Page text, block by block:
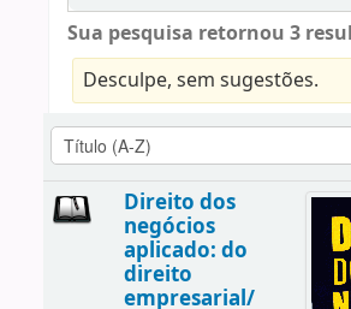
Sua pesquisa retornou 3
Desculpe, sem sugestões.
Direito dos
negócios
aplicado: do
direito
empresarial/